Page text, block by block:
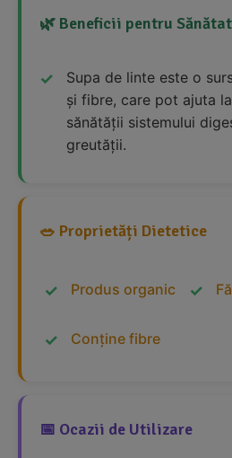
🌿 Beneficii pentru
Supa de linte este o
și fibre, care pot ajuta
sănătății sistemului
greutății.
🥗 Proprietăți Dietetice
Produs organic
Conține fibre
📅 Ocazii de Utilizare